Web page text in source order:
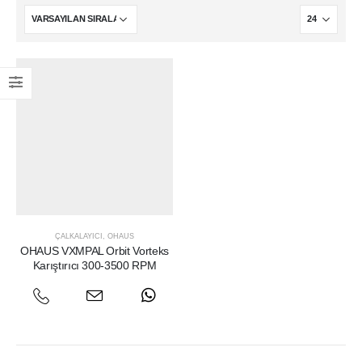
ÇALKALAYICI OHAUS
OHAUS VXMPAL Orbit Vorteks
Karıştırıcı 300-3500 RPM